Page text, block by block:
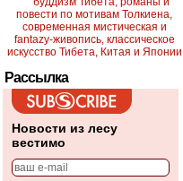
Рассылка
Новости из лесу
вестимо